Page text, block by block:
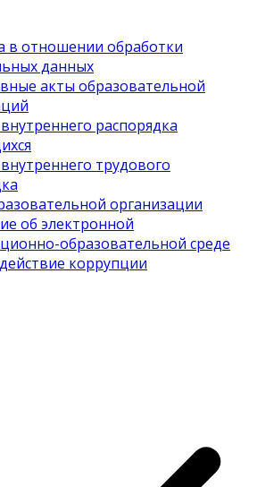
в отношении обработки
данных
акты образовательной
распорядка
трудового
организации
об электронной
образовательной среде
коррупции